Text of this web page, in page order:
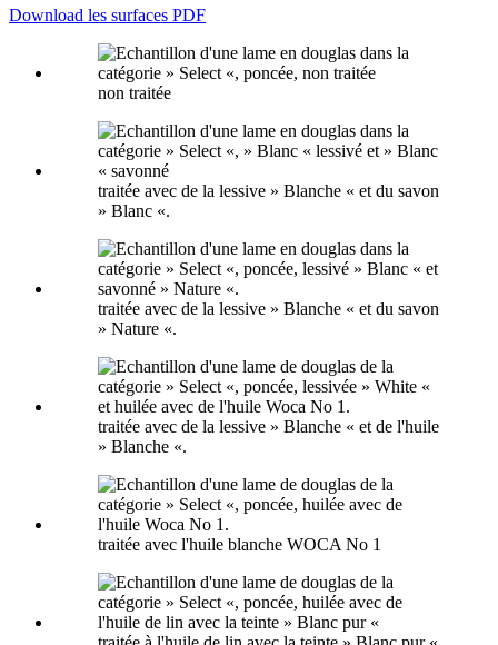
Download les surfaces PDF
non traitée
traitée avec de la lessive » Blanche « et du savon
» Blanc «.
traitée avec de la lessive » Blanche « et du savon
» Nature «.
traitée avec de la lessive » Blanche « et de l'huile
» Blanche «.
traitée avec l'huile blanche WOCA No 1